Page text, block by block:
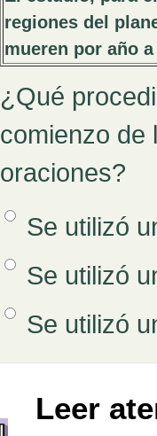
regiones del
mueren por año
¿Qué
comienzo de
oraciones?
Respuestas
Opción 1Se utilizó
Opción 2Se utilizó
Opción 3Se utilizó
Leer